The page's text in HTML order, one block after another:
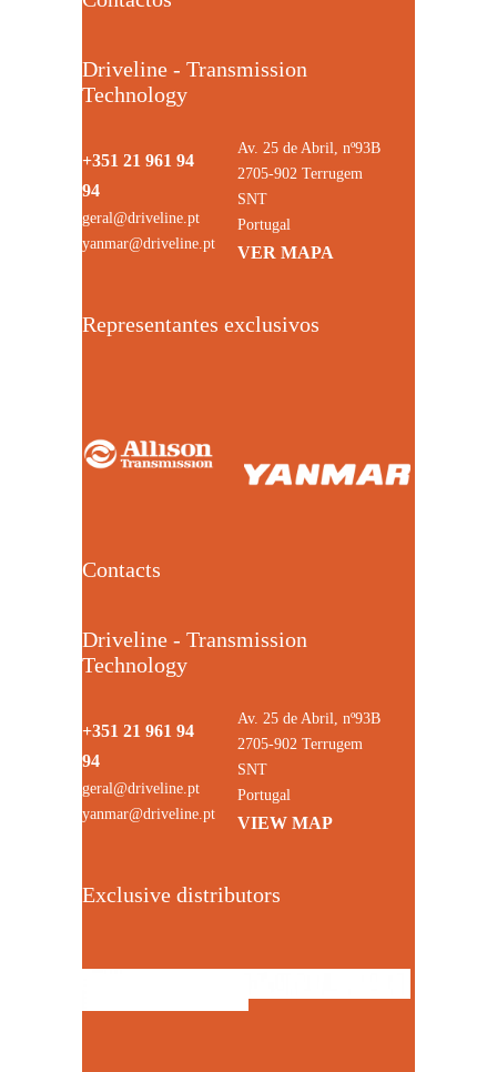
Driveline - Transmission
Technology
+351 21 961 94
94
geral@driveline.pt
yanmar@driveline.pt
Av. 25 de Abril, nº93B
2705-902 Terrugem
SNT
Portugal
VER MAPA
Representantes exclusivos
Contacts
Driveline - Transmission
Technology
+351 21 961 94
94
geral@driveline.pt
yanmar@driveline.pt
Av. 25 de Abril, nº93B
2705-902 Terrugem
SNT
Portugal
VIEW MAP
Exclusive distributors